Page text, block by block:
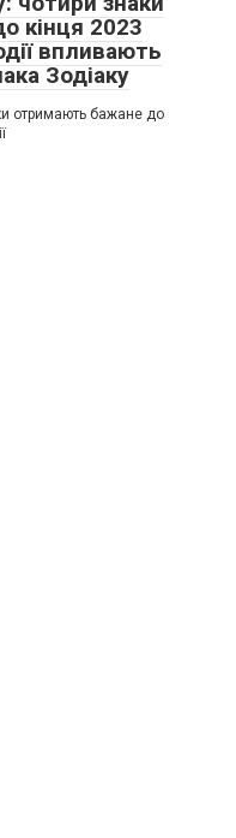
кінця 2023
впливають
Зодіаку
отримають бажане до